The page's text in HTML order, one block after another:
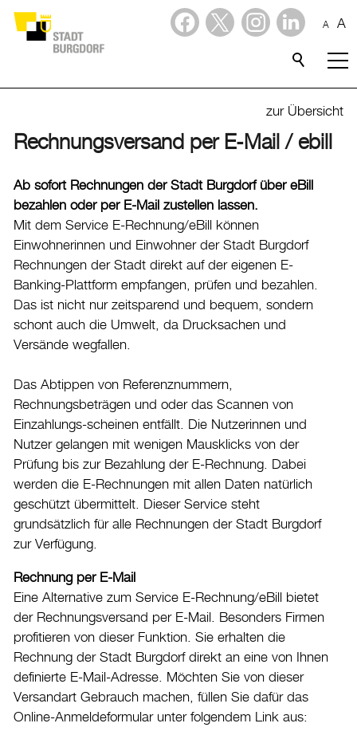
A A
Verwaltung & Politik
Verwaltung
Stadtverwaltung
Mitarbeitende
Onlineschalter
Dienstleistungen
Formulare
Dokumente
Datenschutz
Leitbild
Jobs & Karriere
Politik
Wirtschaft
Aktuelles
Burgdorf baut
Home
Öffnungszeiten & Kontakt
Veranstaltungskalender
Stadtplan
Drucken
zur Übersicht
Rechnungsversand per E-Mail / ebill
Ab sofort Rechnungen der Stadt Burgdorf über eBill
bezahlen oder per E-Mail zustellen lassen.
Mit dem Service E-Rechnung/eBill können
Einwohnerinnen und Einwohner der Stadt Burgdorf
Rechnungen der Stadt direkt auf der eigenen E-
Banking-Plattform empfangen, prüfen und bezahlen.
Das ist nicht nur zeitsparend und bequem, sondern
schont auch die Umwelt, da Drucksachen und
Versände wegfallen.
Das Abtippen von Referenznummern,
Rechnungsbeträgen und oder das Scannen von
Einzahlungs-scheinen entfällt. Die Nutzerinnen und
Nutzer gelangen mit wenigen Mausklicks von der
Prüfung bis zur Bezahlung der E-Rechnung. Dabei
werden die E-Rechnungen mit allen Daten natürlich
geschützt übermittelt. Dieser Service steht
grundsätzlich für alle Rechnungen der Stadt Burgdorf
zur Verfügung.
Rechnung per E-Mail
Eine Alternative zum Service E-Rechnung/eBill bietet
der Rechnungsversand per E-Mail. Besonders Firmen
profitieren von dieser Funktion. Sie erhalten die
Rechnung der Stadt Burgdorf direkt an eine von Ihnen
definierte E-Mail-Adresse. Möchten Sie von dieser
Versandart Gebrauch machen, füllen Sie dafür das
Online-Anmeldeformular unter folgendem Link aus: